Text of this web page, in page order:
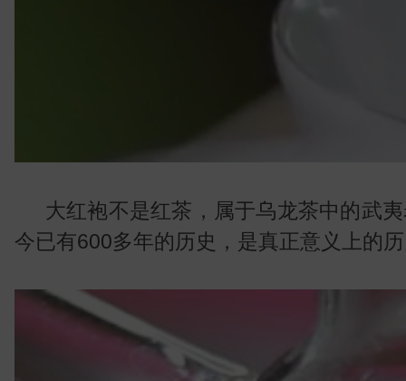
大红袍不是红茶，属于乌龙茶中的武
今已有600多年的历史，是真正意义上的